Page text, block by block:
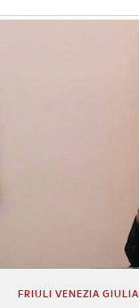
FRIULI VENEZIA GIULIA